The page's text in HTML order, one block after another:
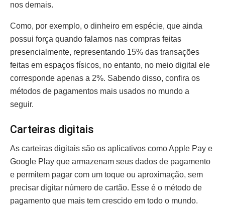
nos demais.
Como, por exemplo, o dinheiro em espécie, que ainda
possui força quando falamos nas compras feitas
presencialmente, representando 15% das transações
feitas em espaços físicos, no entanto, no meio digital ele
corresponde apenas a 2%. Sabendo disso, confira os
métodos de pagamentos mais usados no mundo a
seguir.
Carteiras digitais
As carteiras digitais são os aplicativos como Apple Pay e
Google Play que armazenam seus dados de pagamento
e permitem pagar com um toque ou aproximação, sem
precisar digitar número de cartão. Esse é o método de
pagamento que mais tem crescido em todo o mundo.